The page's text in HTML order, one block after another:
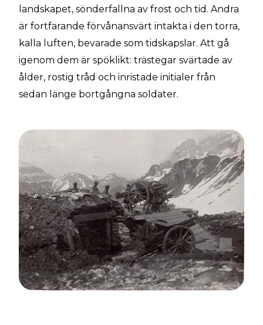
landskapet, sönderfallna av frost och tid. Andra
är fortfarande förvånansvärt intakta i den torra,
kalla luften, bevarade som tidskapslar. Att gå
igenom dem är spöklikt: trästegar svärtade av
ålder, rostig tråd och inristade initialer från
sedan länge bortgångna soldater.